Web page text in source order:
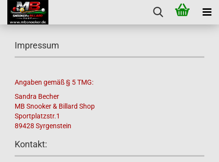
Impressum
Angaben gemäß § 5 TMG:
Sandra Becher
MB Snooker & Billard Shop
Sportplatzstr.1
89428 Syrgenstein
Kontakt: